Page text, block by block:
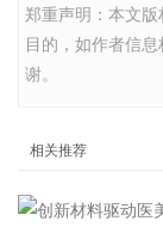
郑重声明：本文
目的，如作者信
谢。
相关推荐